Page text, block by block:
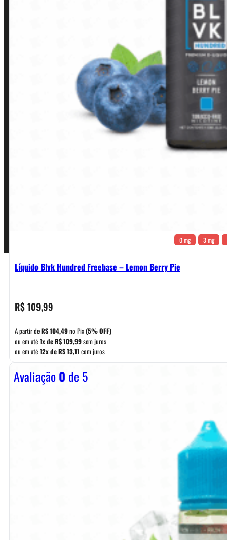
0 mg 3 mg
Líquido Blvk Hundred Freebase – Lemon Berry Pie
R$109,99
A partir deR$104,49no Pix(5% OFF)
ou em até1x deR$109,99sem juros
ou em até12x deR$13,11 com juros
Avaliação0 de 5
Política de Privacidade
Política de Frete e Pagamento
Política de Garantia, Reembolso e Devolução